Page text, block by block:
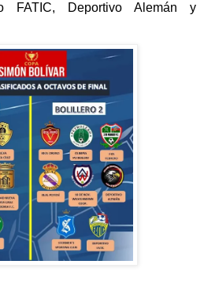
FATIC, Deportivo Alemán y